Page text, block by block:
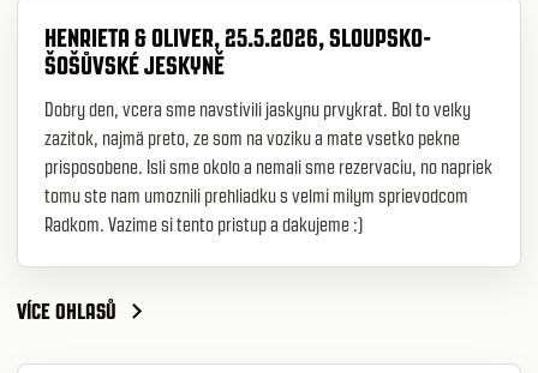
HENRIETA & OLIVER, 25.5.2026, SLOUPSKO-
ŠOŠŮVSKÉ JESKYNĚ
Dobry den, vcera sme navstivili jaskynu prvykrat. Bol to velky
zazitok, najmä preto, ze som na voziku a mate vsetko pekne
prisposobene. Isli sme okolo a nemali sme rezervaciu, no napriek
tomu ste nam umoznili prehliadku s velmi milym sprievodcom
Radkom. Vazime si tento pristup a dakujeme :)
VÍCE OHLASŮ